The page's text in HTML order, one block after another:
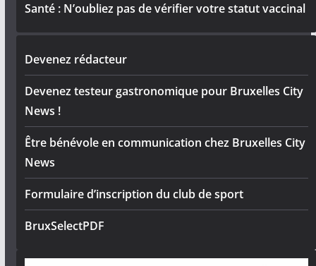
Santé : N’oubliez pas de vérifier votre statut vaccinal
Devenez rédacteur
Devenez testeur gastronomique pour Bruxelles City
News !
Être bénévole en communication chez Bruxelles City
News
Formulaire d’inscription du club de sport
BruxSelectPDF